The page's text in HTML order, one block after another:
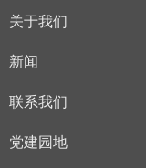
关于我们
新闻
联系我们
党建园地